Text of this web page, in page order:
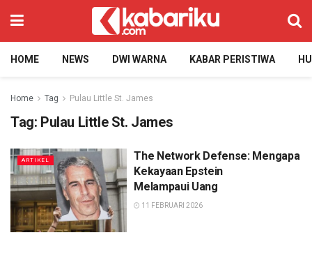
HOME NEWS DWI WARNA KABAR PERISTIWA
Home Tag Pulau Little St. James
Tag: Pulau Little St. James
ARTIKEL
The Network Defense: Mengapa
Kekayaan Epstein
Melampaui Uang
11 FEBRUARI 2026